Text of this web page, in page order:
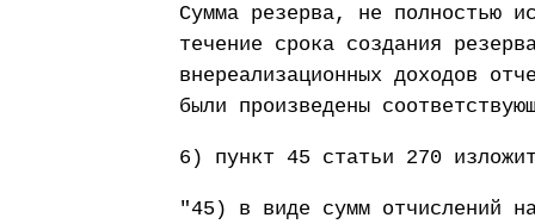
Сумма резерва, не полностью
течение срока создания
внереализационных доходов
были произведены
6) пункт 45 статьи 270
"45) в виде сумм отчислений